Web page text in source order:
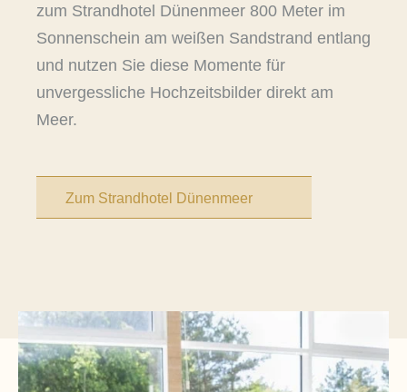
zum Strandhotel Dünenmeer 800 Meter im
Sonnenschein am weißen Sandstrand entlang
und nutzen Sie diese Momente für
unvergessliche Hochzeitsbilder direkt am
Meer.
Zum Strandhotel Dünenmeer